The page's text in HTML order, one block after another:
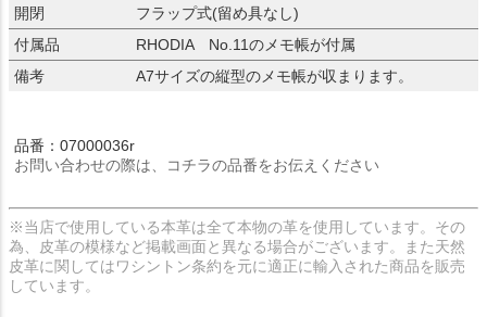
開閉
フラップ式(留め具なし)
付属品
RHODIA No.11のメモ帳が付属
備考
A7サイズの縦型のメモ帳が収まります。
品番：07000036r
お問い合わせの際は、コチラの品番をお伝えください
※当店で使用している本革は全て本物の革を使用しています。その
為、皮革の模様など掲載画面と異なる場合がございます。また天然
皮革に関してはワシントン条約を元に適正に輸入された商品を販売
しています。